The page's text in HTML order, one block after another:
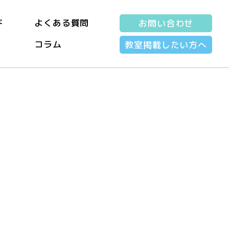
よくある質問
コラム
お問い合わせ
教室掲載したい方へ